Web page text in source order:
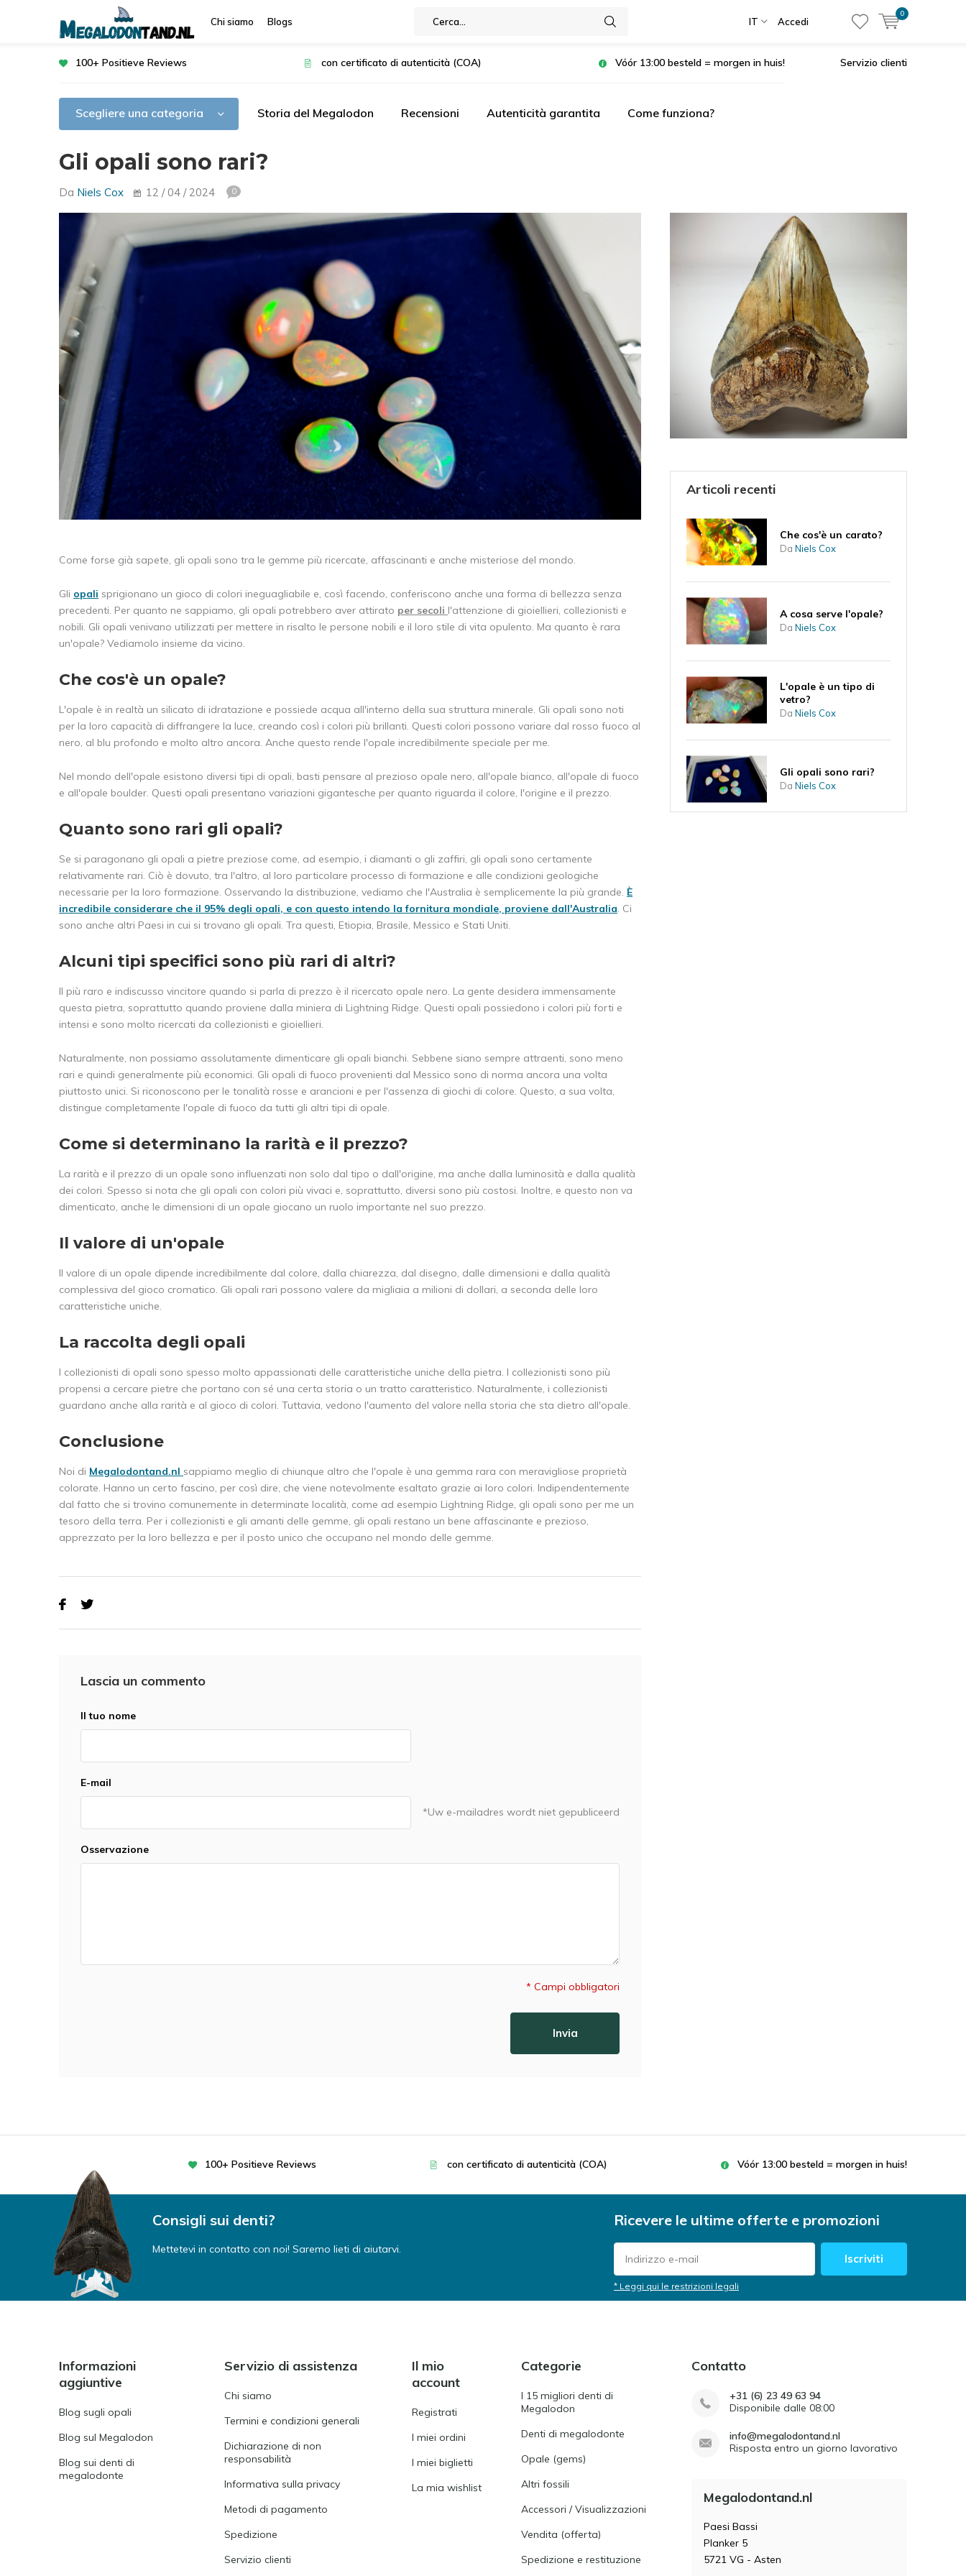
Chi siamo Blogs IT Accedi
0
100+ Positieve Reviews con certificato di autenticità (COA) Vóór 13:00 besteld = morgen in huis! Servizio clienti
Scegliere una categoria Storia del Megalodon Recensioni Autenticità garantita Come funziona?
Gli opali sono rari?
Da Niels Cox 12 / 04 / 2024 0
Come forse già sapete, gli opali sono tra le gemme più ricercate, affascinanti e anche misteriose del mondo.
Gli opali sprigionano un gioco di colori ineguagliabile e, così facendo, conferiscono anche una forma di bellezza senza
precedenti. Per quanto ne sappiamo, gli opali potrebbero aver attirato per secoli l'attenzione di gioiellieri, collezionisti e
nobili. Gli opali venivano utilizzati per mettere in risalto le persone nobili e il loro stile di vita opulento. Ma quanto è rara
un'opale? Vediamolo insieme da vicino.
Che cos'è un opale?
L'opale è in realtà un silicato di idratazione e possiede acqua all'interno della sua struttura minerale. Gli opali sono noti
per la loro capacità di diffrangere la luce, creando così i colori più brillanti. Questi colori possono variare dal rosso fuoco al
nero, al blu profondo e molto altro ancora. Anche questo rende l'opale incredibilmente speciale per me.
Nel mondo dell'opale esistono diversi tipi di opali, basti pensare al prezioso opale nero, all'opale bianco, all'opale di fuoco
e all'opale boulder. Questi opali presentano variazioni gigantesche per quanto riguarda il colore, l'origine e il prezzo.
Quanto sono rari gli opali?
Se si paragonano gli opali a pietre preziose come, ad esempio, i diamanti o gli zaffiri, gli opali sono certamente
relativamente rari. Ciò è dovuto, tra l'altro, al loro particolare processo di formazione e alle condizioni geologiche
necessarie per la loro formazione. Osservando la distribuzione, vediamo che l'Australia è semplicemente la più grande. È
incredibile considerare che il 95% degli opali, e con questo intendo la fornitura mondiale, proviene dall'Australia. Ci
sono anche altri Paesi in cui si trovano gli opali. Tra questi, Etiopia, Brasile, Messico e Stati Uniti.
Alcuni tipi specifici sono più rari di altri?
Il più raro e indiscusso vincitore quando si parla di prezzo è il ricercato opale nero. La gente desidera immensamente
questa pietra, soprattutto quando proviene dalla miniera di Lightning Ridge. Questi opali possiedono i colori più forti e
intensi e sono molto ricercati da collezionisti e gioiellieri.
Naturalmente, non possiamo assolutamente dimenticare gli opali bianchi. Sebbene siano sempre attraenti, sono meno
rari e quindi generalmente più economici. Gli opali di fuoco provenienti dal Messico sono di norma ancora una volta
piuttosto unici. Si riconoscono per le tonalità rosse e arancioni e per l'assenza di giochi di colore. Questo, a sua volta,
distingue completamente l'opale di fuoco da tutti gli altri tipi di opale.
Come si determinano la rarità e il prezzo?
La rarità e il prezzo di un opale sono influenzati non solo dal tipo o dall'origine, ma anche dalla luminosità e dalla qualità
dei colori. Spesso si nota che gli opali con colori più vivaci e, soprattutto, diversi sono più costosi. Inoltre, e questo non va
dimenticato, anche le dimensioni di un opale giocano un ruolo importante nel suo prezzo.
Il valore di un'opale
Il valore di un opale dipende incredibilmente dal colore, dalla chiarezza, dal disegno, dalle dimensioni e dalla qualità
complessiva del gioco cromatico. Gli opali rari possono valere da migliaia a milioni di dollari, a seconda delle loro
caratteristiche uniche.
La raccolta degli opali
I collezionisti di opali sono spesso molto appassionati delle caratteristiche uniche della pietra. I collezionisti sono più
propensi a cercare pietre che portano con sé una certa storia o un tratto caratteristico. Naturalmente, i collezionisti
guardano anche alla rarità e al gioco di colori. Tuttavia, vedono l'aumento del valore nella storia che sta dietro all'opale.
Conclusione
Noi di Megalodontand.nl sappiamo meglio di chiunque altro che l'opale è una gemma rara con meravigliose proprietà
colorate. Hanno un certo fascino, per così dire, che viene notevolmente esaltato grazie ai loro colori. Indipendentemente
dal fatto che si trovino comunemente in determinate località, come ad esempio Lightning Ridge, gli opali sono per me un
tesoro della terra. Per i collezionisti e gli amanti delle gemme, gli opali restano un bene affascinante e prezioso,
apprezzato per la loro bellezza e per il posto unico che occupano nel mondo delle gemme.
Lascia un commento
Il tuo nome
E-mail
*Uw e-mailadres wordt niet gepubliceerd
Osservazione
* Campi obbligatori
Invia
Articoli recenti
Che cos'è un carato?
Da Niels Cox
A cosa serve l'opale?
Da Niels Cox
L'opale è un tipo di
vetro?
Da Niels Cox
Gli opali sono rari?
Da Niels Cox
100+ Positieve Reviews con certificato di autenticità (COA) Vóór 13:00 besteld = morgen in huis!
Consigli sui denti?
Mettetevi in contatto con noi! Saremo lieti di aiutarvi.
Ricevere le ultime offerte e promozioni
Iscriviti
* Leggi qui le restrizioni legali
Informazioni
aggiuntive
Blog sugli opali
Blog sul Megalodon
Blog sui denti di
megalodonte
Servizio di assistenza
Chi siamo
Termini e condizioni generali
Dichiarazione di non
responsabilità
Informativa sulla privacy
Metodi di pagamento
Spedizione
Servizio clienti
Il mio
account
Registrati
I miei ordini
I miei biglietti
La mia wishlist
Categorie
I 15 migliori denti di
Megalodon
Denti di megalodonte
Opale (gems)
Altri fossili
Accessori / Visualizzazioni
Vendita (offerta)
Spedizione e restituzione
Contatto
+31 (6) 23 49 63 94
Disponibile dalle 08:00
info@megalodontand.nl
Risposta entro un giorno lavorativo
Megalodontand.nl
Paesi Bassi
Planker 5
5721 VG - Asten